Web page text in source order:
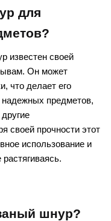
для
известен своей
Он может
что делает его
предметов,
своей прочности этот
использование и
шнур?